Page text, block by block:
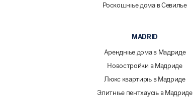
Роскошные дома в Севилье
MADRID
Арендные дома в Мадриде
Новостройки в Мадриде
Люкс квартиры в Мадриде
Элитные пентхаусы в Мадриде